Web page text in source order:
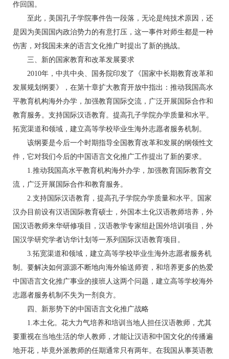
作回国。
至此，美国孔子学院事件告一段落，无论是纯技术原因，还
是因为美国国内政治势力的有意打压，这一事件对师生都是一种
伤害，对我国未来的语言文化推广时提出了新的挑战。
三、新的国家教育和改革发展要求
2010年，中共中央、国务院印发了《国家中长期教育改革和
发展规划纲要》，在第十章扩大教育开放中指出：推动我国高水
平教育机构海外办学，加强教育国际交流，广泛开展国际合作和
教育服务。支持国际汉语教育。提高孔子学院办学质量和水平。
拓宽渠道和领域，建立高等学校毕业生海外志愿者服务机制。
该纲要是今后一个时期指导全国教育改革和发展的纲领性文
件，它对我们今后的中国语言文化推广工作提出了新的要求。
1.推动我国高水平教育机构海外办学，加强教育国际教育交
流，广泛开展国际合作和教育服务。
2.支持国际汉语教育，提高孔子学院办学质量和水平。国家
汉办目前设有汉语国际教育硕士，外国本土化汉语教师培养，外
国汉语教师来华研修项目，汉语教学专家组赴国外培训项目，外
国汉学研究学者访华计划等一系列国际汉语教育项目。
3.拓宽渠道和领域，建立高等学校毕业生海外志愿者服务机
制。要解决如何源源不断地向海外输送师资，和培养更多的热爱
中国语言文化推广事业的接班人这两个问题，建立高等学校海外
志愿者服务机制不失为一剂良方。
四、新形势下的中国语言文化推广战略
1.本土化。花大力气培养和培训当地人担任汉语教师，尤其
要重视在当地生活的华人教师，才能让汉语和中国文化的传播遍
地开花，毕竟外派教师的任期通常只有两年。在我国从事英语教